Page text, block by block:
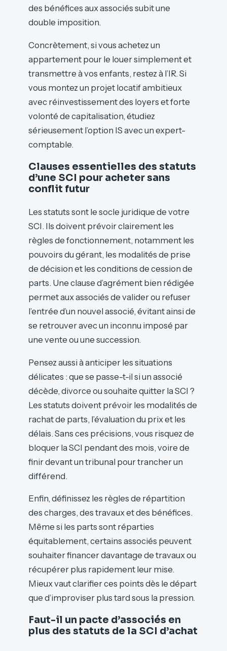
des bénéfices aux associés subit une
double imposition.
Concrètement, si vous achetez un
appartement pour le louer simplement et
transmettre à vos enfants, restez à l’IR. Si
vous montez un projet locatif ambitieux
avec réinvestissement des loyers et forte
volonté de capitalisation, étudiez
sérieusement l’option IS avec un expert-
comptable.
Clauses essentielles des statuts
d’une SCI pour acheter sans
conflit futur
Les statuts sont le socle juridique de votre
SCI. Ils doivent prévoir clairement les
règles de fonctionnement, notamment les
pouvoirs du gérant, les modalités de prise
de décision et les conditions de cession de
parts. Une clause d’agrément bien rédigée
permet aux associés de valider ou refuser
l’entrée d’un nouvel associé, évitant ainsi de
se retrouver avec un inconnu imposé par
une vente ou une succession.
Pensez aussi à anticiper les situations
délicates : que se passe-t-il si un associé
décède, divorce ou souhaite quitter la SCI ?
Les statuts doivent prévoir les modalités de
rachat de parts, l’évaluation du prix et les
délais. Sans ces précisions, vous risquez de
bloquer la SCI pendant des mois, voire de
finir devant un tribunal pour trancher un
différend.
Enfin, définissez les règles de répartition
des charges, des travaux et des bénéfices.
Même si les parts sont réparties
équitablement, certains associés peuvent
souhaiter financer davantage de travaux ou
récupérer plus rapidement leur mise.
Mieux vaut clarifier ces points dès le départ
que d’improviser plus tard sous la pression.
Faut-il un pacte d’associés en
plus des statuts de la SCI d’achat